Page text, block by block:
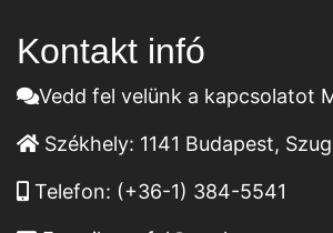
Kontakt infó
Vedd fel velünk a kapcsolatot
Székhely: 1141 Budapest,
Telefon: (+36-1) 384-5541